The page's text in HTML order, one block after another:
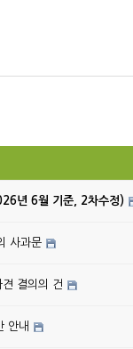
년 6월 기준, 2차수정)
사과문
결의의 건
안내